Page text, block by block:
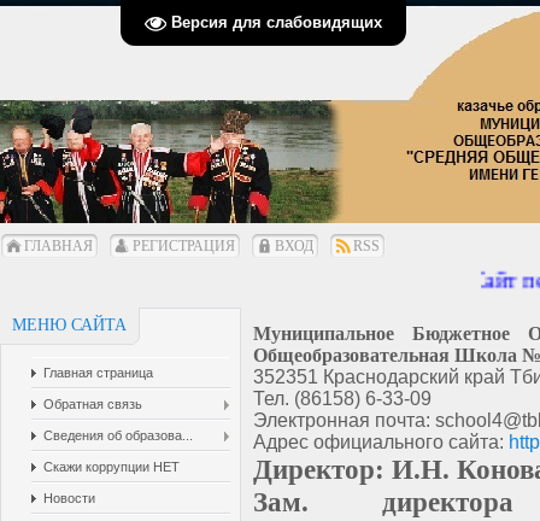
Версия для слабовидящих
ГЛАВНАЯ РЕГИСТРАЦИЯ ВХОД RSS
Сайт
МЕНЮ САЙТА
Главная страница
Обратная связь
Сведения об образова...
Скажи коррупции НЕТ
Новости
Муниципальное Бюджетное
Общеобразовательная Школа
352351 Краснодарский край
Тел. (86158) 6-33-09
Электронная почта:
Адрес официального сайта:
Директор: И.Н.
Зам.